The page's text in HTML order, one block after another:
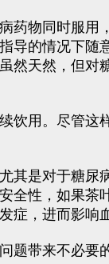
药物同时服用
导的情况下随
然天然，但对
饮用。尽管这
其是对于糖尿
全性，如果茶
症，进而影响
题带来不必要